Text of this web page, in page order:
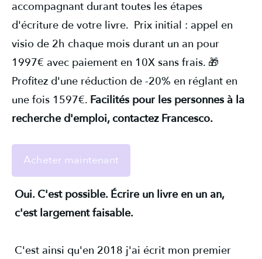
accompagnant durant toutes les étapes
d'écriture de votre livre. Prix initial : appel en
visio de 2h chaque mois durant un an pour
1997€ avec paiement en 10X sans frais. 🎁
Profitez d'une réduction de -20% en réglant en
une fois 1597€. Facilités pour les personnes à la
recherche d'emploi, contactez Francesco.
Acheter maintenant
Oui. C'est possible. Écrire un livre en un an,
c'est largement faisable.
C'est ainsi qu'en 2018 j'ai écrit mon premier